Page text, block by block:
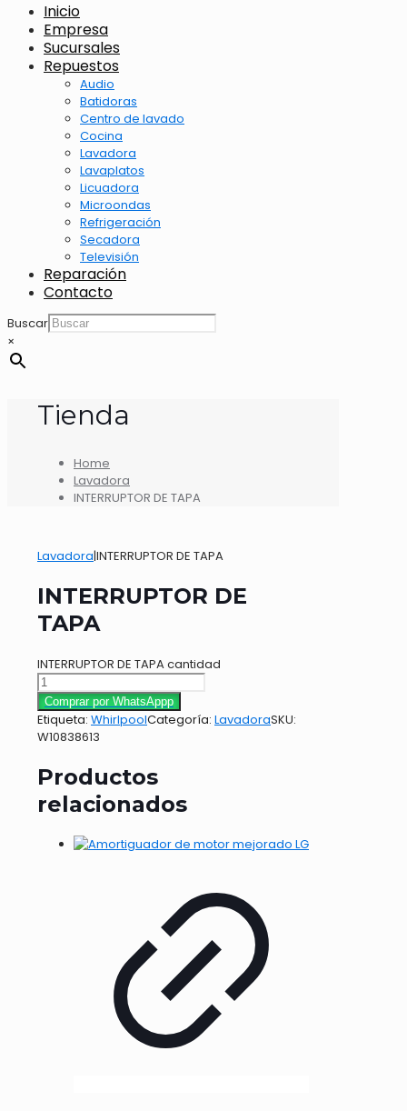
Inicio
Empresa
Sucursales
Repuestos
Audio
Batidoras
Centro de lavado
Cocina
Lavadora
Lavaplatos
Licuadora
Microondas
Refrigeración
Secadora
Televisión
Reparación
Contacto
Buscar
×
Tienda
Home
Lavadora
INTERRUPTOR DE TAPA
Lavadora|INTERRUPTOR DE TAPA
INTERRUPTOR DE
TAPA
INTERRUPTOR DE TAPA cantidad
Comprar por WhatsAppp
Etiqueta: WhirlpoolCategoría: LavadoraSKU:
W10838613
Productos
relacionados